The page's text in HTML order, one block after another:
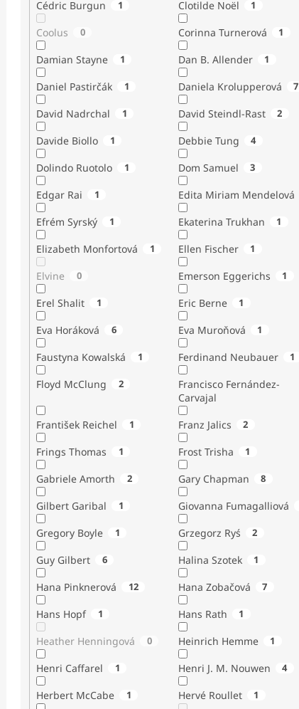
Cédric Burgun 1 Clotilde Noël 1
Coolus 0 Corinna Turnerová 1
Damian Stayne 1 Dan B. Allender 1
Daniel Pastirčák 1 Daniela Krolupperová 7
David Nadrchal 1 David Steindl-Rast 2
Davide Biollo 1 Debbie Tung 4
Dolindo Ruotolo 1 Dom Samuel 3
Edgar Rai 1 Edita Miriam Mendelová
Efrém Syrský 1 Ekaterina Trukhan 1
Elizabeth Monfortová 1 Ellen Fischer 1
Elvine 0 Emerson Eggerichs 1
Erel Shalit 1 Eric Berne 1
Eva Horáková 6 Eva Muroňová 1
Faustyna Kowalská 1 Ferdinand Neubauer 1
Floyd McClung 2
Francisco Fernández-
Carvajal
František Reichel 1 Franz Jalics 2
Frings Thomas 1 Frost Trisha 1
Gabriele Amorth 2 Gary Chapman 8
Gilbert Garibal 1 Giovanna Fumagalliová
Gregory Boyle 1 Grzegorz Ryś 2
Guy Gilbert 6 Halina Szotek 1
Hana Pinknerová 12 Hana Zobačová 7
Hans Hopf 1 Hans Rath 1
Heather Henningová 0 Heinrich Hemme 1
Henri Caffarel 1 Henri J. M. Nouwen 4
Herbert McCabe 1 Hervé Roullet 1